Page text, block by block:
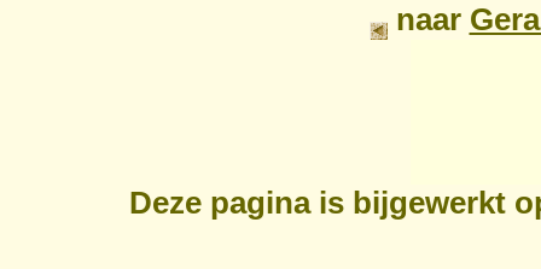
naar
Deze pagina is bijgewerkt